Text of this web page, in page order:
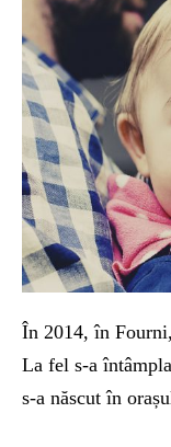
În 2014, în
La fel s-a
s-a născut în